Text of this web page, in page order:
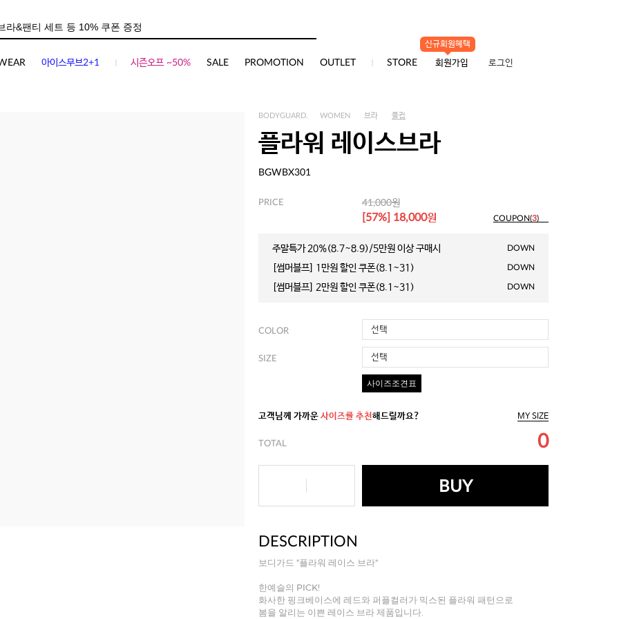
아이스무브2+1 시즌오프 ~50% SALE PROMOTION OUTLET STORE
신규회원혜택
회원가입 로그인
BODYGUARD. WOMEN 브라 풀컵
플라워 레이스브라
BGWBX301
PRICE 41,000원
[57%] 18,000원 COUPON(3)
주말특가 20%(8.7~8.9)/5만원 이상 구매시 DOWN
[썸머블프] 1만원 할인 쿠폰(8.1~31) DOWN
[썸머블프] 2만원 할인 쿠폰(8.1~31) DOWN
COLOR 선택
SIZE 선택
사이즈조견표
고객님께 가까운 사이즈를 추천해드릴까요? MY SIZE
TOTAL 0
BUY
DESCRIPTION
보디가드 "플라워 레이스 브라"
한예슬의 PICK!
화사한 핑크베이스에 레드와 퍼플컬러가 믹스된 플라워 패턴으로
봄을 알리는 이쁜 레이스 브라 제품입니다.